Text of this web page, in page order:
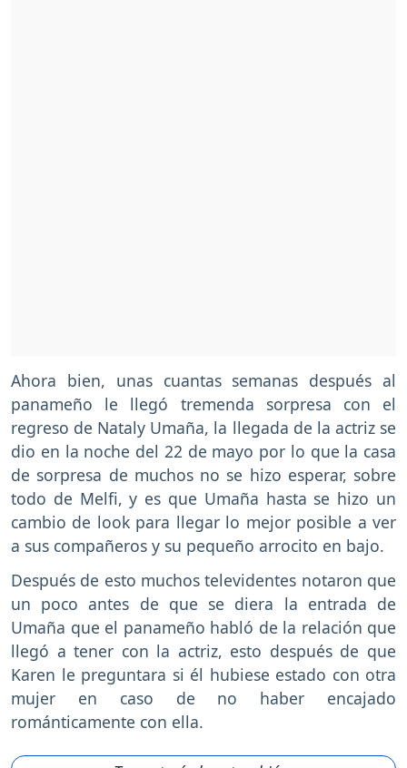
Ahora bien, unas cuantas semanas después al
panameño le llegó tremenda sorpresa con el
regreso de Nataly Umaña, la llegada de la actriz se
dio en la noche del 22 de mayo por lo que la casa
de sorpresa de muchos no se hizo esperar, sobre
todo de Melfi, y es que Umaña hasta se hizo un
cambio de look para llegar lo mejor posible a ver
a sus compañeros y su pequeño arrocito en bajo.
Después de esto muchos televidentes notaron que
un poco antes de que se diera la entrada de
Umaña que el panameño habló de la relación que
llegó a tener con la actriz, esto después de que
Karen le preguntara si él hubiese estado con otra
mujer en caso de no haber encajado
románticamente con ella.